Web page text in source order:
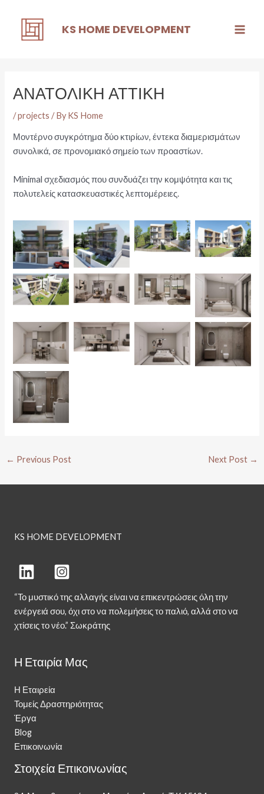
content
KS HOME DEVELOPMENT
ΑΝΑΤΟΛΙΚΗ ΑΤΤΙΚΗ
/projects / ByKS Home
Μοντέρνο συγκρότημα δύο κτιρίων, έντεκα διαμερισμάτων
συνολικά, σε προνομιακό σημείο των προαστίων.
Minimal σχεδιασμός που συνδυάζει την κομψότητα και τις
πολυτελείς κατασκευαστικές λεπτομέρειες.
Post
← Previous Post Next Post →
KS HOME DEVELOPMENT
“Το μυστικό της αλλαγής είναι να επικεντρώσεις όλη την
ενέργειά σου, όχι στο να πολεμήσεις το παλιό, αλλά στο να
χτίσεις το νέο.” Σωκράτης
Η Εταιρία Μας
Η Εταιρεία
Τομείς Δραστηριότητας
Έργα
Blog
Επικοινωνία
Στοιχεία Επικοινωνίας